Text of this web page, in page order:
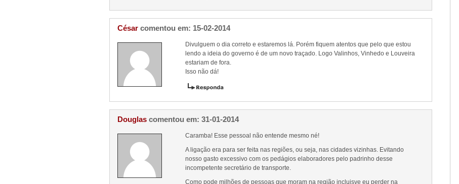
César comentou em: 15-02-2014
Divulguem o dia correto e estaremos lá. Porém fiquem atentos que pelo que estou
lendo a ideia do governo é de um novo traçado. Logo Valinhos, Vinhedo e Louveira
estariam de fora.
Isso não dá!
Douglas comentou em: 31-01-2014
Caramba! Esse pessoal não entende mesmo né!
A ligação era para ser feita nas regiões, ou seja, nas cidades vizinhas. Evitando
nosso gasto excessivo com os pedágios elaboradores pelo padrinho desse
incompetente secretário de transporte.
Como pode milhões de pessoas que moram na região incluisve eu perder na